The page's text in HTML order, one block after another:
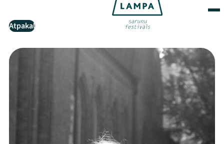
Atpakaļ